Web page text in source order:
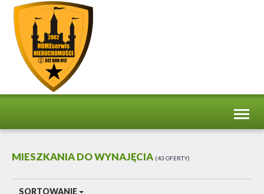
MIESZKANIA DO WYNAJĘCIA 43 OFERTY
SORTOWANIE